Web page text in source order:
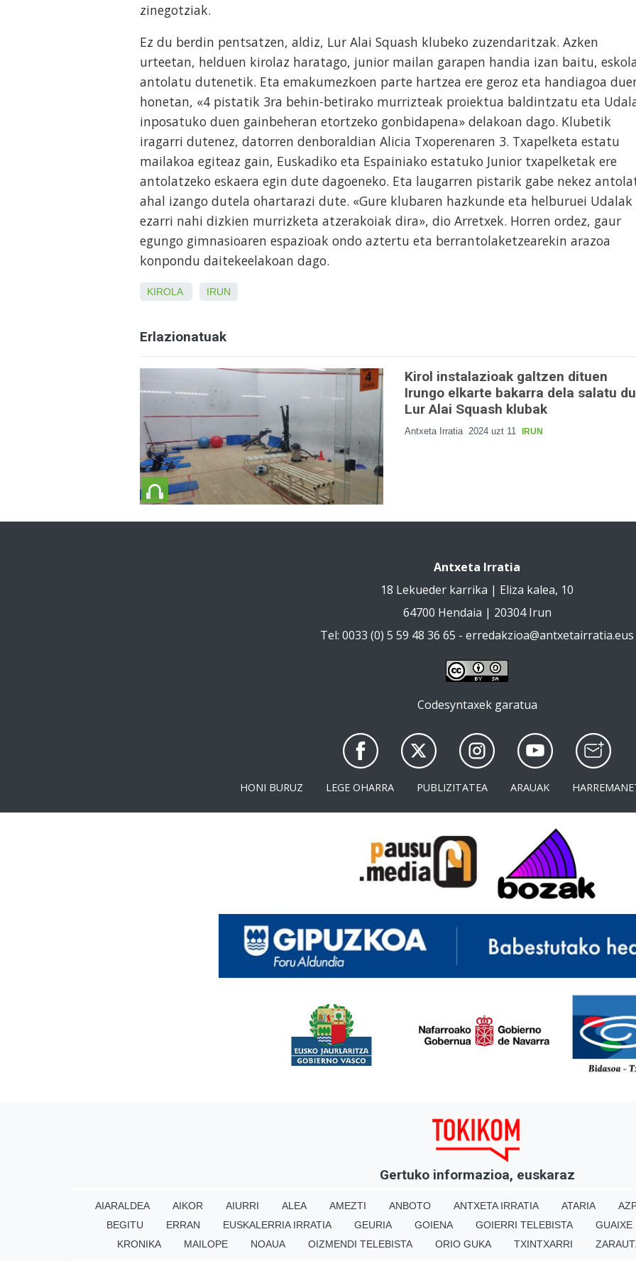
zinegotziak.
Ez du berdin pentsatzen, aldiz, Lur Alai Squash klubeko zuzendaritzak. Azken
urteetan, helduen kirolaz haratago, junior mailan garapen handia izan baitu,
antolatu dutenetik. Eta emakumezkoen parte hartzea ere geroz eta handiagoa
honetan, «4 pistatik 3ra behin-betirako murrizteak proiektua baldintzatu eta
inposatuko duen gainbeheran etortzeko gonbidapena» delakoan dago. Klubetik
iragarri dutenez, datorren denboraldian Alicia Txoperenaren 3. Txapelketa estatu
mailakoa egiteaz gain, Euskadiko eta Espainiako estatuko Junior txapelketak ere
antolatzeko eskaera egin dute dagoeneko. Eta laugarren pistarik gabe nekez
ahal izango dutela ohartarazi dute. «Gure klubaren hazkunde eta helburuei Udalak
ezarri nahi dizkien murrizketa atzerakoiak dira», dio Arretxek. Horren ordez, gaur
egungo gimnasioaren espazioak ondo aztertu eta berrantolaketzearekin arazoa
konpondu daitekeelakoan dago.
KIROLA IRUN
Erlazionatuak
Kirol instalazioak galtzen dituen
Irungo elkarte bakarra dela salatu du
Lur Alai Squash klubak
Antxeta Irratia 2024 uzt 11 IRUN
Antxeta Irratia
18 Lekueder karrika | Eliza kalea, 10
64700 Hendaia | 20304 Irun
Tel: 0033 (0) 5 59 48 36 65 - erredakzioa@antxetairratia.eus
Codesyntaxek garatua
HONI BURUZ LEGE OHARRA PUBLIZITATEA ARAUAK
Gertuko informazioa, euskaraz
AIARALDEA AIKOR AIURRI ALEA AMEZTI ANBOTO ANTXETA IRRATIA ATARIA
BEGITU
ERRAN EUSKALERRIA IRRATIA GEURIA GOIENA GOIERRI TELEBISTA GUAIXE
KRONIKA
MAILOPE NOAUA OIZMENDI TELEBISTA ORIO GUKA TXINTXARRI